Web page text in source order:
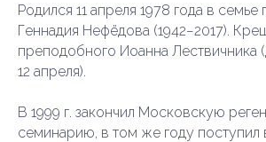
Родился 11 апреля 1978 года в
Геннадия Нефёдова (1942−2017).
преподобного Иоанна Лествичника
12 апреля).
В 1999 г. закончил Московскую
семинарию, в том же году